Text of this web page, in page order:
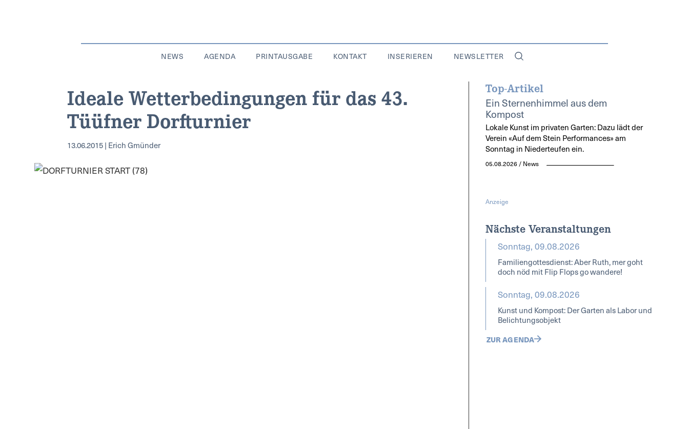
NEWS AGENDA PRINTAUSGABE KONTAKT INSERIEREN NEWSLETTER
Ideale Wetterbedingungen für das 43.
Tüüfner Dorfturnier
13.06.2015 | Erich Gmünder
Top-Artikel
Ein Sternenhimmel aus dem
Kompost
Lokale Kunst im privaten Garten: Dazu lädt der
Verein «Auf dem Stein Performances» am
Sonntag in Niederteufen ein.
05.08.2026 / News
Anzeige
Nächste Veranstaltungen
Sonntag, 09.08.2026
Familiengottesdienst: Aber Ruth, mer goht
doch nöd mit Flip Flops go wandere!
Sonntag, 09.08.2026
Kunst und Kompost: Der Garten als Labor und
Belichtungsobjekt
ZUR AGENDA